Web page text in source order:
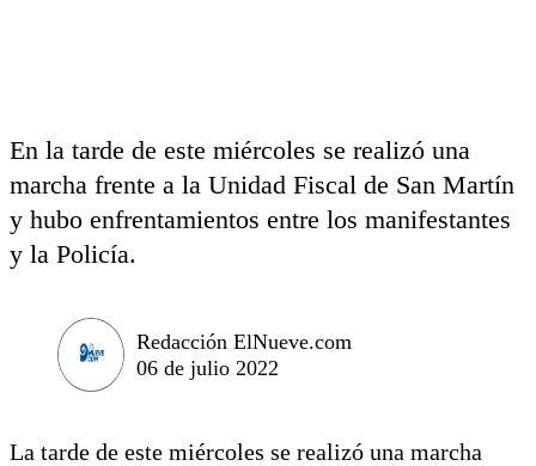
En la tarde de este miércoles se realizó una
marcha frente a la Unidad Fiscal de San Martín
y hubo enfrentamientos entre los manifestantes
y la Policía.
Redacción ElNueve.com
06 de julio 2022
La tarde de este miércoles se realizó una marcha